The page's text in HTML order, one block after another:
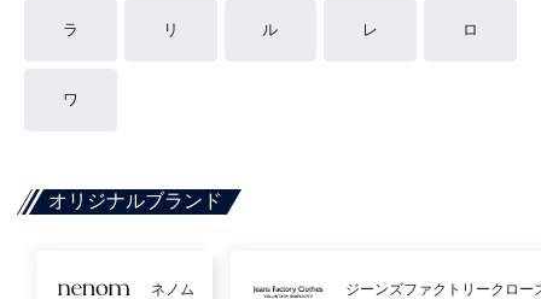
ラ リ ル レ ロ
ワ
オリジナルブランド
ネノム ジーンズファクトリークロー